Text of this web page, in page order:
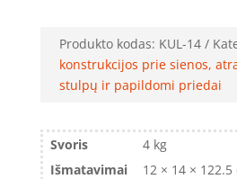
Produkto kodas: KUL-14
konstrukcijos prie sienos,
stulpų ir papildomi priedai
Svoris
4 kg
Išmatavimai
12 × 14 × 122.5